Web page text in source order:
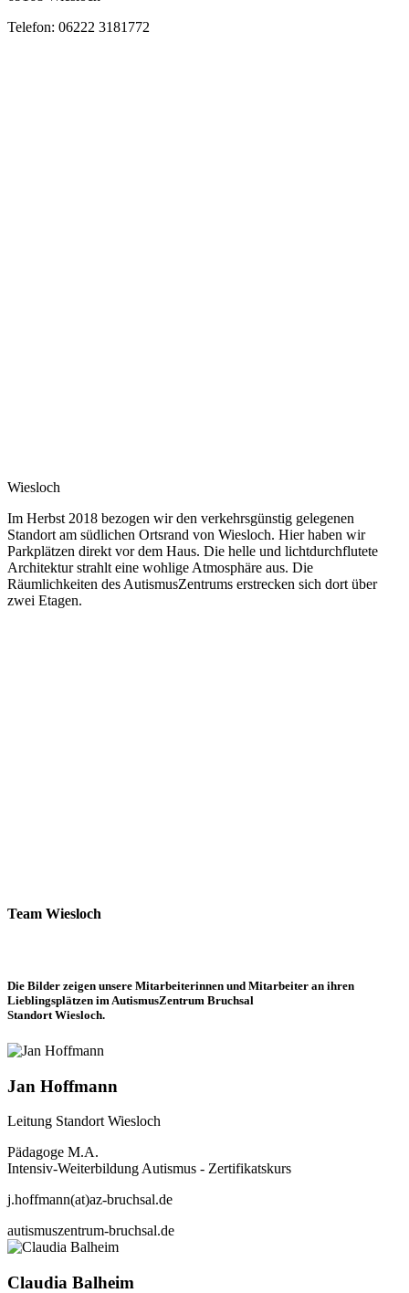
Telefon: 06222 3181772
Wiesloch
Im Herbst 2018 bezogen wir den verkehrsgünstig gelegenen
Standort am südlichen Ortsrand von Wiesloch. Hier haben wir
Parkplätzen direkt vor dem Haus. Die helle und lichtdurchflutete
Architektur strahlt eine wohlige Atmosphäre aus. Die
Räumlichkeiten des AutismusZentrums erstrecken sich dort über
zwei Etagen.
Team Wiesloch
Die Bilder zeigen unsere Mitarbeiterinnen und Mitarbeiter an ihren
Lieblingsplätzen im AutismusZentrum Bruchsal
Standort Wiesloch.
Jan Hoffmann
Leitung Standort Wiesloch
Pädagoge M.A.
Intensiv-Weiterbildung Autismus - Zertifikatskurs
j.hoffmann(at)az-bruchsal.de
autismuszentrum-bruchsal.de
Claudia Balheim